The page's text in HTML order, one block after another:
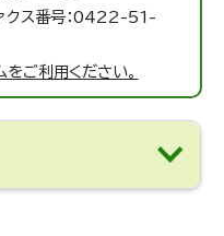
ス番号：0422-51-
ご利用ください。